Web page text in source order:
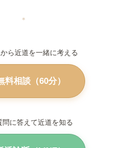
＊
ら近道を一緒に考える
料相談（60分）
問に答えて近道を知る